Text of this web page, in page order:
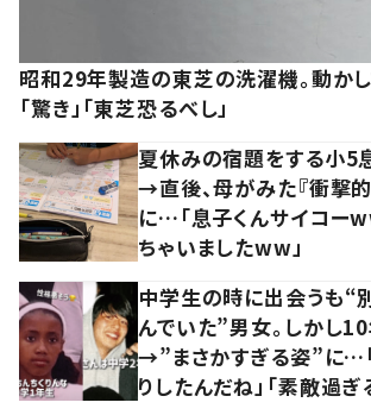
昭和29年製造の東芝の洗濯機。動か
「驚き」「東芝恐るべし」
夏休みの宿題をする小5
→直後、母がみた『衝撃的
に…「息子くんサイコー
ちゃいましたww」
中学生の時に出会うも“
んでいた”男女。しかし
→”まさかすぎる姿”に…
りしたんだね」「素敵過ぎ